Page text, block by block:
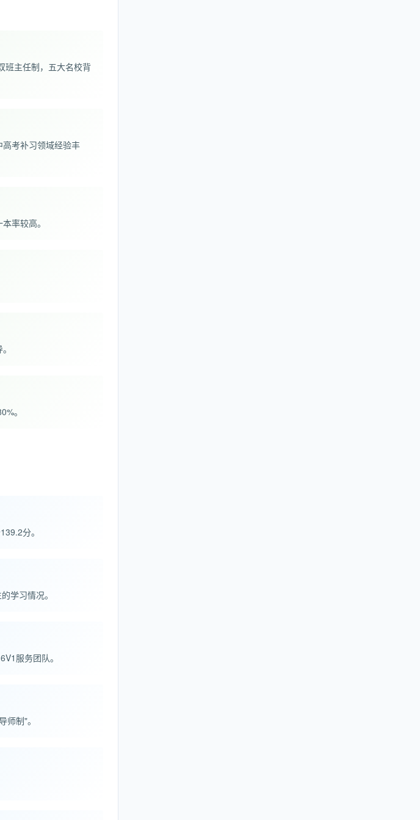
班主任制，五大名校背
考补习领域经验丰
率较高。
。
分。
学习情况。
服务团队。
制"。